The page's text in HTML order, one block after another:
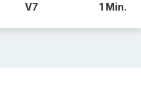
V7 1 Min.